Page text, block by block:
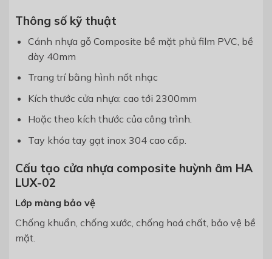
Thông số kỹ thuật
Cánh nhựa gỗ Composite bề mặt phủ film PVC, bề
dày 40mm
Trang trí bằng hình nốt nhạc
Kích thước cửa nhựa: cao tới 2300mm
Hoặc theo kích thước của công trình.
Tay khóa tay gạt inox 304 cao cấp.
Cấu tạo cửa nhựa composite huỳnh âm HA
LUX-02
Lớp màng bảo vệ
Chống khuẩn, chống xước, chống hoá chất, bảo vệ bề
mặt.